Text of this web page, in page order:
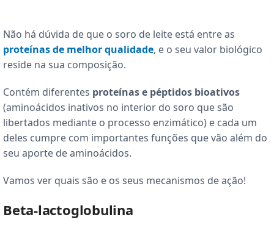
Não há dúvida de que o soro de leite está entre as
proteínas de melhor qualidade, e o seu valor biológico
reside na sua composição.
Contém diferentes proteínas e péptidos bioativos
(aminoácidos inativos no interior do soro que são
libertados mediante o processo enzimático) e cada um
deles cumpre com importantes funções que vão além do
seu aporte de aminoácidos.
Vamos ver quais são e os seus mecanismos de ação!
Beta-lactoglobulina